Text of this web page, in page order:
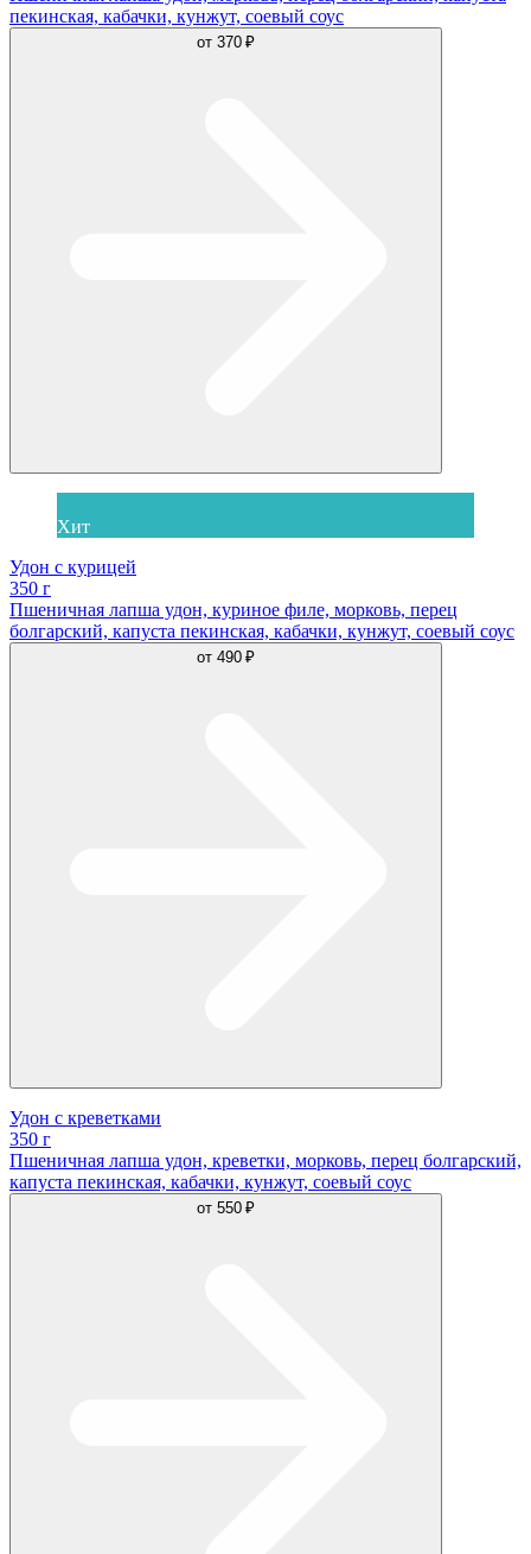
пекинская, кабачки, кунжут, соевый соус
от 370 ₽
Хит
Удон с курицей
350 г
Пшеничная лапша удон, куриное филе, морковь, перец
болгарский, капуста пекинская, кабачки, кунжут, соевый соус
от 490 ₽
Удон с креветками
350 г
Пшеничная лапша удон, креветки, морковь, перец болгарский,
капуста пекинская, кабачки, кунжут, соевый соус
от 550 ₽